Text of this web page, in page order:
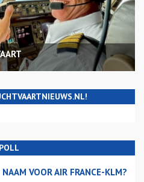
POLL
VOOR AIR FRANCE-KLM?